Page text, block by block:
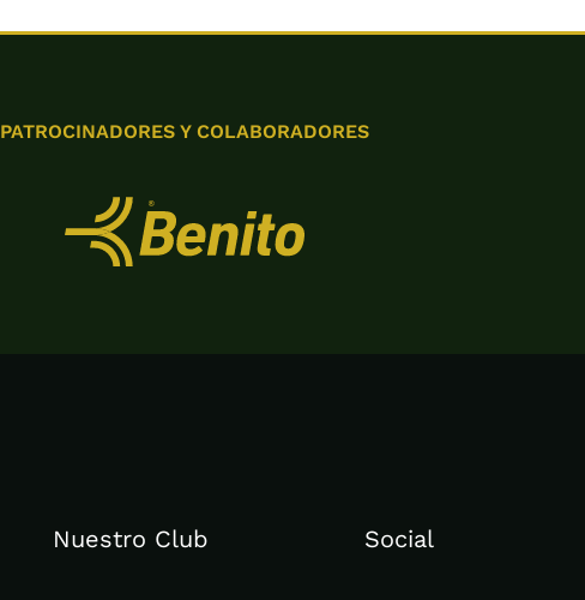
PATROCINADORES Y COLABORADORES
Nuestro Club Social